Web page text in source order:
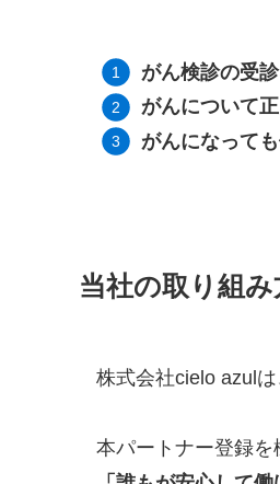
がん検診の受
がんについて
がんになって
当社の取り組み
株式会社cielo azul
本パートナー登録を